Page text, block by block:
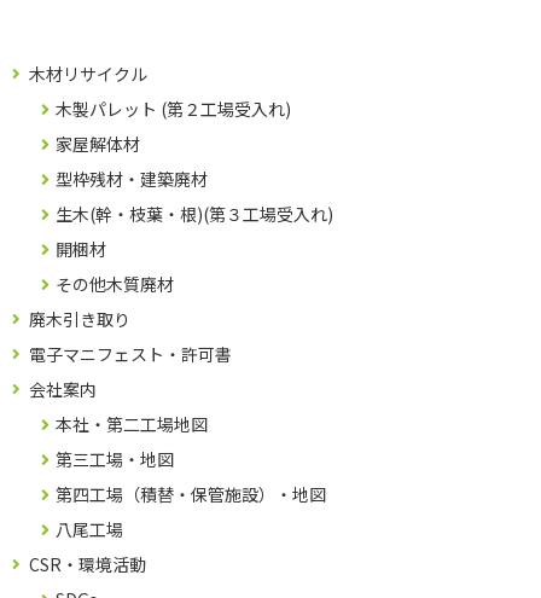
木材リサイクル
木製パレット (第２工場受入れ)
家屋解体材
型枠残材・建築廃材
生木(幹・枝葉・根)(第３工場受入れ)
開梱材
その他木質廃材
廃木引き取り
電子マニフェスト・許可書
会社案内
本社・第二工場地図
第三工場・地図
第四工場（積替・保管施設）・地図
八尾工場
CSR・環境活動